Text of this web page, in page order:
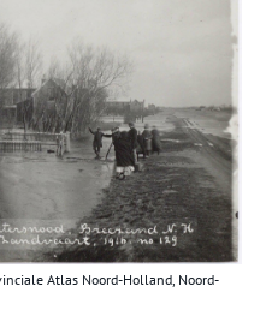
Atlas Noord-Holland, Noord-